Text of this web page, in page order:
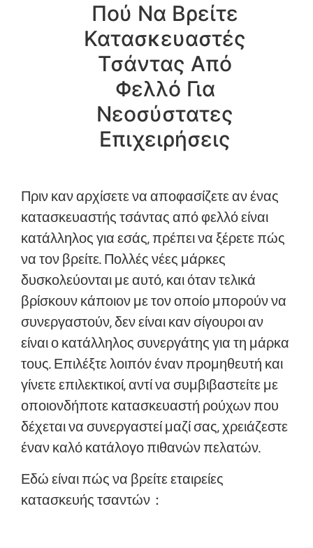
Πού Να Βρείτε
Κατασκευαστές
Τσάντας Από
Φελλό Για
Νεοσύστατες
Επιχειρήσεις
Πριν καν αρχίσετε να αποφασίζετε αν ένας
κατασκευαστής τσάντας από φελλό είναι
κατάλληλος για εσάς, πρέπει να ξέρετε πώς
να τον βρείτε. Πολλές νέες μάρκες
δυσκολεύονται με αυτό, και όταν τελικά
βρίσκουν κάποιον με τον οποίο μπορούν να
συνεργαστούν, δεν είναι καν σίγουροι αν
είναι ο κατάλληλος συνεργάτης για τη μάρκα
τους. Επιλέξτε λοιπόν έναν προμηθευτή και
γίνετε επιλεκτικοί, αντί να συμβιβαστείτε με
οποιονδήποτε κατασκευαστή ρούχων που
δέχεται να συνεργαστεί μαζί σας, χρειάζεστε
έναν καλό κατάλογο πιθανών πελατών.
Εδώ είναι πώς να βρείτε εταιρείες
κατασκευής τσαντών：